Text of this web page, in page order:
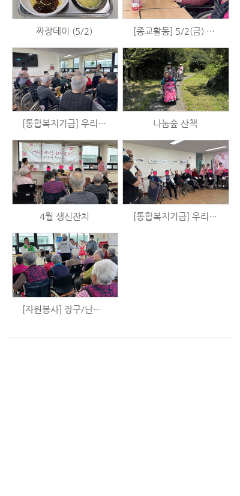
짜장데이 (5/2) [종교활동] 5/2(금) 표선성당 미사
[통합복지기금] 우리는 시니어 예술가 시즌2 - 체육활동 (4/30) 나눔숲 산책
4월 생신잔치 [통합복지기금] 우리는 시니어 예술가 시즌2 - 음악활동 (4/17)
[자원봉사] 장구/난타/민요 공연